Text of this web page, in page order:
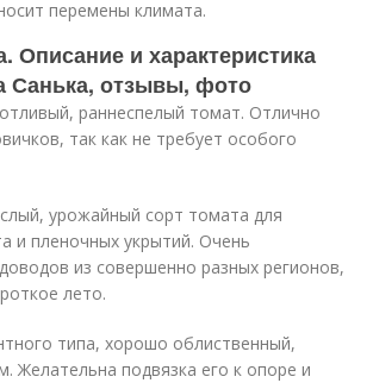
перемены климата.
Описание и характеристика
Санька, отзывы, фото
раннеспелый томат. Отлично
так как не требует особого
урожайный сорт томата для
и пленочных укрытий. Очень
из совершенно разных регионов,
лето.
типа, хорошо облиственный,
Желательна подвязка его к опоре и